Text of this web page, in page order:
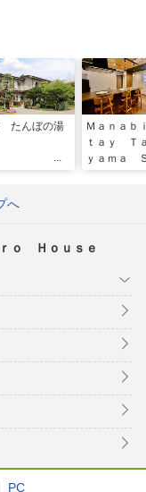
たんぼの湯
Ｍａｎａｂ
ｔａｙ Ｔ
ｙａｍａ
へ
ｏ Ｈｏｕｓｅ
PC